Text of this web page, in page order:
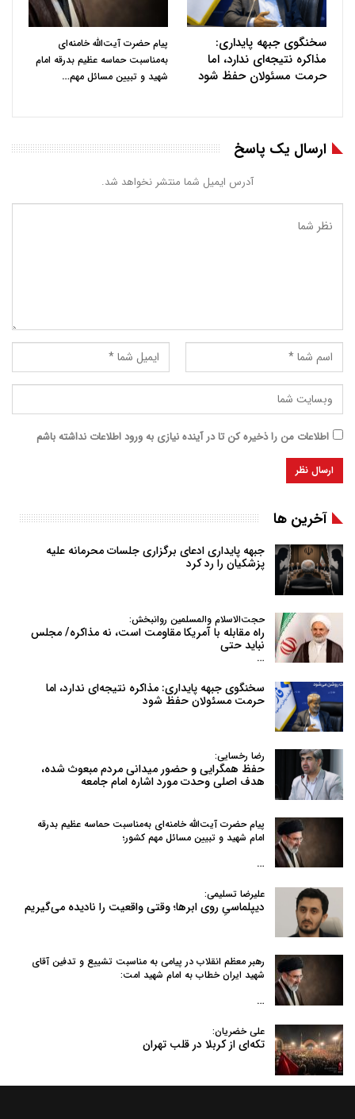
سخنگوی جبهه پایداری:
مذاکره نتیجه‌ای ندارد، اما
حرمت مسئولان حفظ شود
پیام حضرت آیت‌الله خامنه‌ای
به‌مناسبت حماسه عظیم بدرقه امام
شهید و تبیین مسائل مهم…
ارسال یک پاسخ
آدرس ایمیل شما منتشر نخواهد شد.
اطلاعات من را ذخیره کن تا در آینده نیازی به ورود اطلاعات نداشته باشم
آخرین ها
جبهه پایداری ادعای برگزاری جلسات محرمانه علیه
پزشکیان را رد کرد
حجت‌الاسلام والمسلمین روانبخش:
راه مقابله با آمریکا مقاومت است، نه مذاکره/ مجلس
نباید حتی
…
سخنگوی جبهه پایداری: مذاکره نتیجه‌ای ندارد، اما
حرمت مسئولان حفظ شود
رضا رخسایی:
حفظ همگرایی و حضور میدانی مردم مبعوث شده،
هدف اصلی وحدت مورد اشاره امام جامعه
پیام حضرت آیت‌الله خامنه‌ای به‌مناسبت حماسه عظیم بدرقه
امام شهید و تبیین مسائل مهم کشور؛
…
علیرضا تسلیمی:
دیپلماسیِ روی ابرها؛ وقتی واقعیت را نادیده می‌گیریم
رهبر معظم انقلاب در پیامی به‌ مناسبت تشییع و تدفین آقای
شهید ایران خطاب به امام شهید امت:
…
علی خضریان:
تکه‌ای از کربلا در قلب تهران